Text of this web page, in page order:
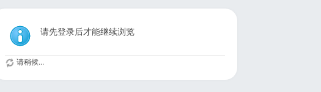
请先登录后才能继续浏览
请稍候...